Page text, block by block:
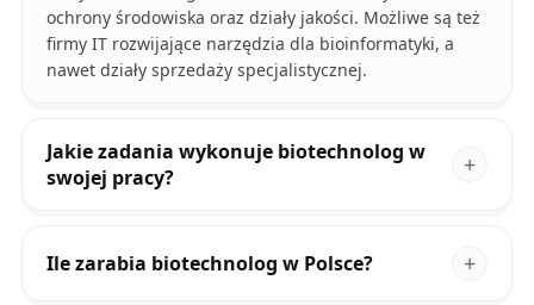
ochrony środowiska oraz działy jakości. Możliwe są też
firmy IT rozwijające narzędzia dla bioinformatyki, a
nawet działy sprzedaży specjalistycznej.
Jakie zadania wykonuje biotechnolog w
swojej pracy?
Ile zarabia biotechnolog w Polsce?